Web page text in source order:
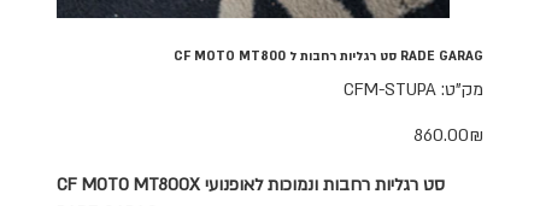
RADE GARAG סט רגליות רחבות ל CF MOTO MT800
מק"ט:
מק"ט
CFM-
CFM-STUPA
מחיר ‏860.00 ‏₪
סט רגליות רחבות ונמוכות לאופנועי CF MOTO MT800X